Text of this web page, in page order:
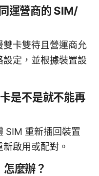
運營商的 SIM/
卡雙待且營運商允
定，並根據裝置設
是不是就不能再
SIM 重新插回裝置
啟用或配對。
麼辦？